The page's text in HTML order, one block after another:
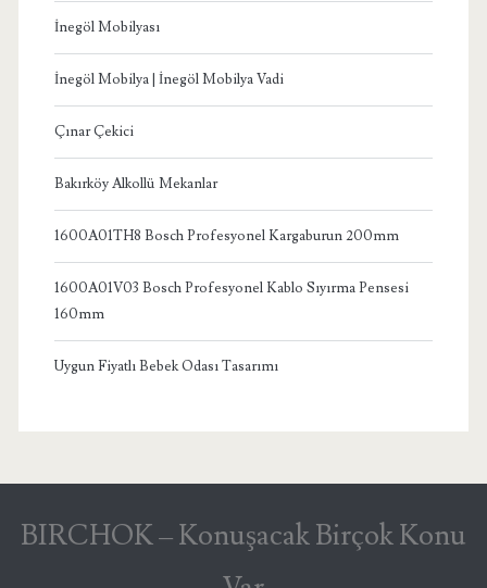
İnegöl Mobilyası
İnegöl Mobilya | İnegöl Mobilya Vadi
Çınar Çekici
Bakırköy Alkollü Mekanlar
1600A01TH8 Bosch Profesyonel Kargaburun 200mm
1600A01V03 Bosch Profesyonel Kablo Sıyırma Pensesi
160mm
Uygun Fiyatlı Bebek Odası Tasarımı
BIRCHOK – Konuşacak Birçok Konu